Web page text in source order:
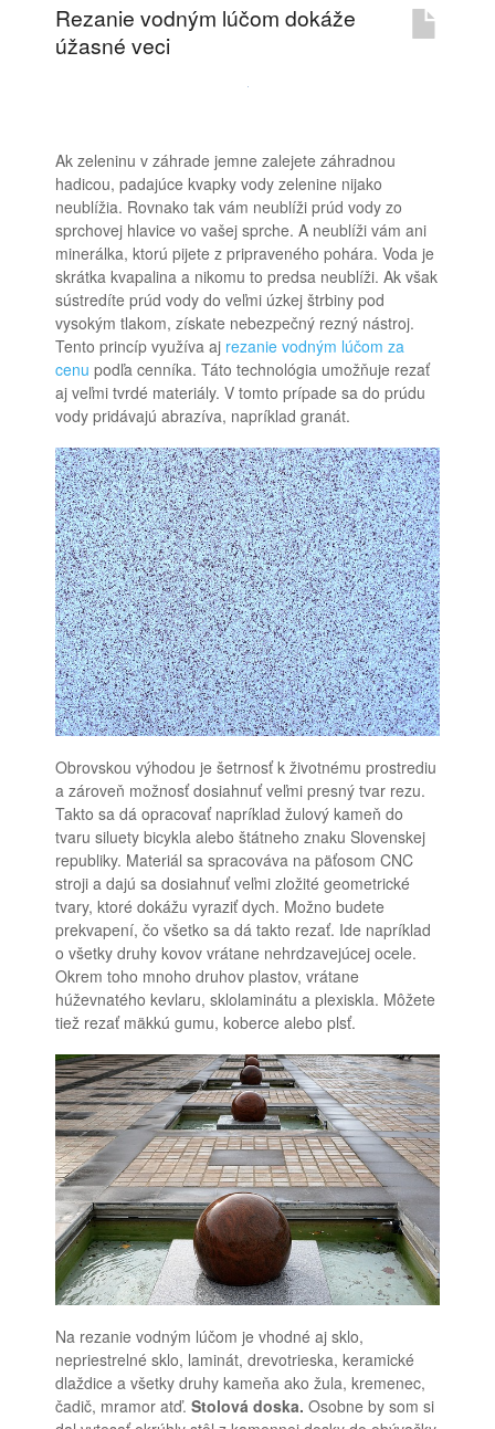
Rezanie vodným lúčom dokáže
úžasné veci
Ak zeleninu v záhrade jemne zalejete záhradnou
hadicou, padajúce kvapky vody zelenine nijako
neublížia. Rovnako tak vám neublíži prúd vody zo
sprchovej hlavice vo vašej sprche. A neublíži vám ani
minerálka, ktorú pijete z pripraveného pohára. Voda je
skrátka kvapalina a nikomu to predsa neublíži. Ak však
sústredíte prúd vody do veľmi úzkej štrbiny pod
vysokým tlakom, získate nebezpečný rezný nástroj.
Tento princíp využíva aj rezanie vodným lúčom za
cenu podľa cenníka. Táto technológia umožňuje rezať
aj veľmi tvrdé materiály. V tomto prípade sa do prúdu
vody pridávajú abrazíva, napríklad granát.
Obrovskou výhodou je šetrnosť k životnému prostrediu
a zároveň možnosť dosiahnuť veľmi presný tvar rezu.
Takto sa dá opracovať napríklad žulový kameň do
tvaru siluety bicykla alebo štátneho znaku Slovenskej
republiky. Materiál sa spracováva na päťosom CNC
stroji a dajú sa dosiahnuť veľmi zložité geometrické
tvary, ktoré dokážu vyraziť dych. Možno budete
prekvapení, čo všetko sa dá takto rezať. Ide napríklad
o všetky druhy kovov vrátane nehrdzavejúcej ocele.
Okrem toho mnoho druhov plastov, vrátane
húževnatého kevlaru, sklolaminátu a plexiskla. Môžete
tiež rezať mäkkú gumu, koberce alebo plsť.
Na rezanie vodným lúčom je vhodné aj sklo,
nepriestrelné sklo, laminát, drevotrieska, keramické
dlaždice a všetky druhy kameňa ako žula, kremenec,
čadič, mramor atď. Stolová doska. Osobne by som si